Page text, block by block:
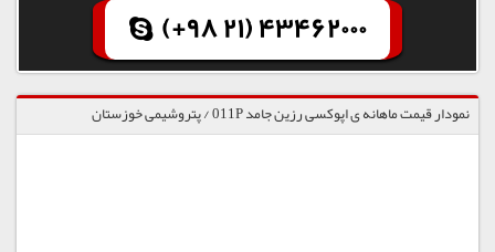
(+98 21) 43462000
نمودار قیمت ماهانه ی اپوکسی رزین جامد 011P / پتروشیمی خوزستان